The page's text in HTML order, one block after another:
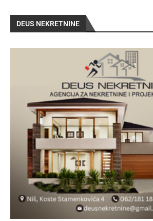
DEUS NEKRETNINE